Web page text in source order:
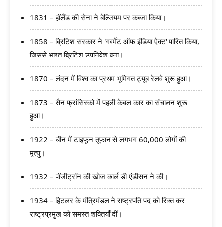
1831 – हॉलैंड की सेना ने बेल्जियम पर कब्जा किया।
1858 – ब्रिटिश सरकार ने 'गवर्मेंट ऑफ इंडिया ऐक्ट' पारित किया,
जिससे भारत ब्रिटिश उपनिवेश बना।
1870 – लंदन में विश्व का प्रथम भूमिगत ट्यूब रेलवे शुरू हुआ।
1873 – सैन फ्रांसिस्को में पहली केबल कार का संचालन शुरू
हुआ।
1922 – चीन में टाइफून तूफान से लगभग 60,000 लोगों की
मृत्यु।
1932 – पॉजीट्रॉन की खोज कार्ल डी एंडीसन ने की।
1934 – हिटलर के मंत्रिमंडल ने राष्ट्रपति पद को रिक्त कर
राष्ट्रप्रमुख को समस्त शक्तियाँ दीं।